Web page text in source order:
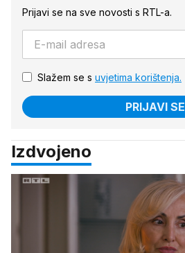
Prijavi se na sve novosti s RTL-a.
Slažem se s uvjetima korištenja.
PRIJAVI SE
Izdvojeno